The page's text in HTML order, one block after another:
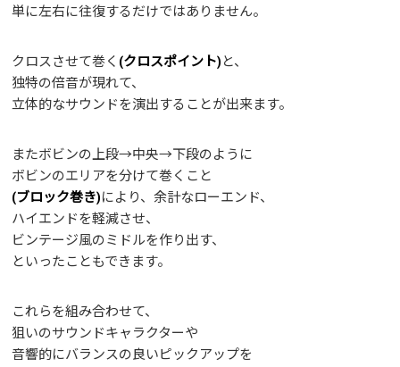
単に左右に往復するだけではありません。
クロスさせて巻く (クロスポイント) と、
独特の倍音が現れて、
立体的なサウンドを演出することが出来ます。
またボビンの上段→中央→下段のように
ボビンのエリアを分けて巻くこと
(ブロック巻き)により、余計なローエンド、
ハイエンドを軽減させ、
ビンテージ風のミドルを作り出す、
といったこともできます。
これらを組み合わせて、
狙いのサウンドキャラクターや
音響的にバランスの良いピックアップを